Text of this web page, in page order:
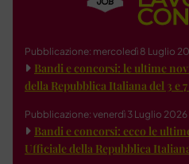
Pubblicazione: mercoledì 8 Luglio
Bandi e concorsi: le ultime
della Repubblica Italiana del 3 e
Pubblicazione: venerdì 3 Luglio 2026
Bandi e concorsi: ecco le
Ufficiale della Repubblica